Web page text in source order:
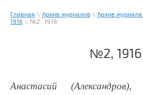
Главная \ Архив журналов \ Архив журнала
1916 \ №2, 1916
№2, 1916
Анастасий (Александров),